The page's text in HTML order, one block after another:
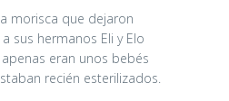
morisca que dejaron
sus hermanos Eli y Elo
eran unos bebés
recién esterilizados.